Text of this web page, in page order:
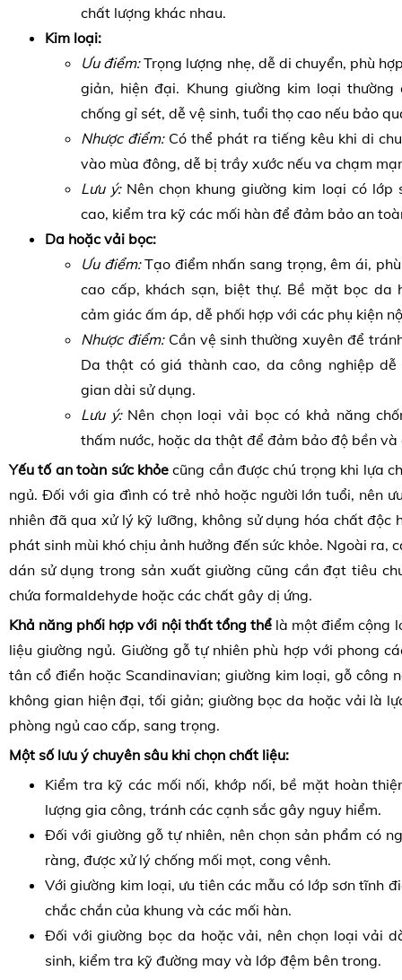
chất lượng khác nhau.
Kim loại:
Ưu điểm:Trọng lượng nhẹ, dễ di chuyển, phù
giản, hiện đại. Khung giường kim loại thường
chống gỉ sét, dễ vệ sinh, tuổi thọ cao nếu bảo
Nhược điểm:Có thể phát ra tiếng kêu khi di
vào mùa đông, dễ bị trầy xước nếu va chạm
Lưu ý:Nên chọn khung giường kim loại có lớp
cao, kiểm tra kỹ các mối hàn để đảm bảo an
Da hoặc vải bọc:
Ưu điểm:Tạo điểm nhấn sang trọng, êm ái,
cao cấp, khách sạn, biệt thự. Bề mặt bọc da
cảm giác ấm áp, dễ phối hợp với các phụ kiện
Nhược điểm:Cần vệ sinh thường xuyên để
Da thật có giá thành cao, da công nghiệp
gian dài sử dụng.
Lưu ý:Nên chọn loại vải bọc có khả năng
thấm nước, hoặc da thật để đảm bảo độ bền và
Yếu tố an toàn sức khỏecũng cần được chú trọng khi lựa
ngủ. Đối với gia đình có trẻ nhỏ hoặc người lớn tuổi, nên
nhiên đã qua xử lý kỹ lưỡng, không sử dụng hóa chất độc
phát sinh mùi khó chịu ảnh hưởng đến sức khỏe. Ngoài ra,
dán sử dụng trong sản xuất giường cũng cần đạt tiêu
chứa formaldehyde hoặc các chất gây dị ứng.
Khả năng phối hợp với nội thất tổng thểlà một điểm cộng
liệu giường ngủ. Giường gỗ tự nhiên phù hợp với phong
tân cổ điển hoặc Scandinavian; giường kim loại, gỗ công
không gian hiện đại, tối giản; giường bọc da hoặc vải là
phòng ngủ cao cấp, sang trọng.
Một số lưu ý chuyên sâu khi chọn chất liệu:
Kiểm tra kỹ các mối nối, khớp nối, bề mặt hoàn
lượng gia công, tránh các cạnh sắc gây nguy hiểm.
Đối với giường gỗ tự nhiên, nên chọn sản phẩm có
ràng, được xử lý chống mối mọt, cong vênh.
Với giường kim loại, ưu tiên các mẫu có lớp sơn tĩnh
chắc chắn của khung và các mối hàn.
Đối với giường bọc da hoặc vải, nên chọn loại vải
sinh, kiểm tra kỹ đường may và lớp đệm bên trong.